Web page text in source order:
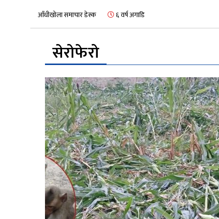
आँधीखोला समाचार डेस्क ६ वर्ष अगाडि
सेरोफेरो